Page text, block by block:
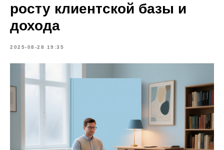
росту клиентской базы и
дохода
2025-08-28 19:35